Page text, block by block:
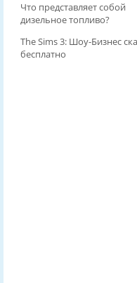
Что представляет собой
дизельное топливо?
The Sims 3: Шоу-Бизнес
бесплатно